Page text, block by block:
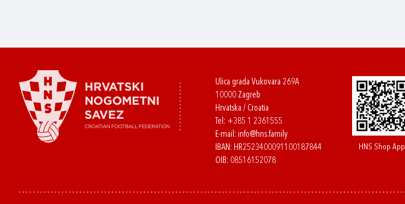
Ulica grada Vukovara 269A
10000 Zagreb
Hrvatska / Croatia
Tel: +385 1 2361555
E-mail: info@hns.family
IBAN: HR2523400091100187844
OIB: 08516152078
HNS Shop App